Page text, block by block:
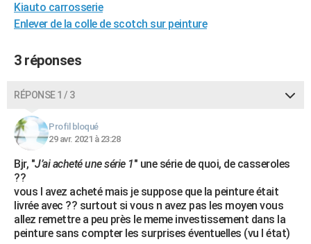
Destinations
City break
Voyage nature
Voyage de noces
Forum
Climat
+PHOTO
BONS PLANS
CARTE DE VOEUX
Carte de Noël
Carte Bonne année
Carte Saint-Valentin
Carte Pâques
Carte d'anniversaire
DICTIONNAIRE
Dictionnaire
Biographies
Citations
Expressions
Proverbes
COPAINS D'AVANT
S'inscrire
Se connecter
Lycées
Collèges
Primaires
Universités
Entreprises
Service militaire
Avis de recherche
AVIS DE DÉCÈS
FORUM
Kiauto carrosserie
Enlever de la colle de scotch sur peinture
3 réponses
RÉPONSE 1 / 3
Profil bloqué
29 avr. 2021 à 23:28
Bjr, "J’ai acheté une série 1" une série de quoi, de casseroles
??
vous l avez acheté mais je suppose que la peinture était
livrée avec ?? surtout si vous n avez pas les moyen vous
allez remettre a peu près le meme investissement dans la
peinture sans compter les surprises éventuelles (vu l état)